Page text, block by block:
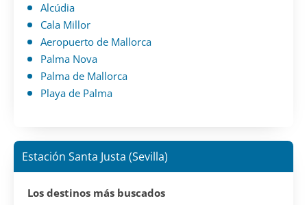
Alcúdia
Cala Millor
Aeropuerto de Mallorca
Palma Nova
Palma de Mallorca
Playa de Palma
Estación Santa Justa (Sevilla)
Los destinos más buscados